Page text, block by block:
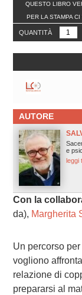
QUESTO LIBRO
PER LA STAMPA
QUANTITÀ
AUTORE
e
leggi
Con la
da), Margherita
Un percorso
vogliono
relazione di
prepararsi al